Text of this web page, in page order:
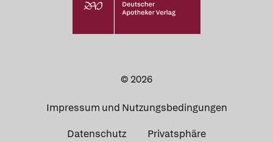
© 2026
Impressum und Nutzungsbedingungen
Datenschutz Privatsphäre